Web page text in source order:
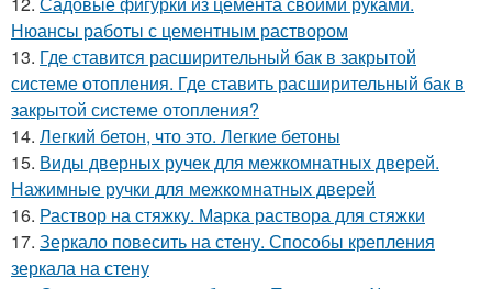
Нюансы работы с цементным раствором
13. Где ставится расширительный бак в закрытой
системе отопления. Где ставить расширительный бак в
закрытой системе отопления?
14. Легкий бетон, что это. Легкие бетоны
15. Виды дверных ручек для межкомнатных дверей.
Нажимные ручки для межкомнатных дверей
16. Раствор на стяжку. Марка раствора для стяжки
17. Зеркало повесить на стену. Способы крепления
зеркала на стену